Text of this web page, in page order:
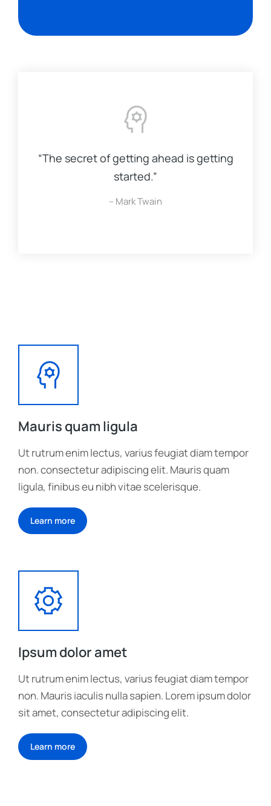
“The secret of getting ahead is getting
started.”
– Mark Twain
Mauris quam ligula
Ut rutrum enim lectus, varius feugiat diam tempor
non. consectetur adipiscing elit. Mauris quam
ligula, finibus eu nibh vitae scelerisque.
Learn more
Ipsum dolor amet
Ut rutrum enim lectus, varius feugiat diam tempor
non. Mauris iaculis nulla sapien. Lorem ipsum dolor
sit amet, consectetur adipiscing elit.
Learn more